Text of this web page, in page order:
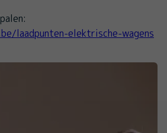
laadpunten-elektrische-wagens